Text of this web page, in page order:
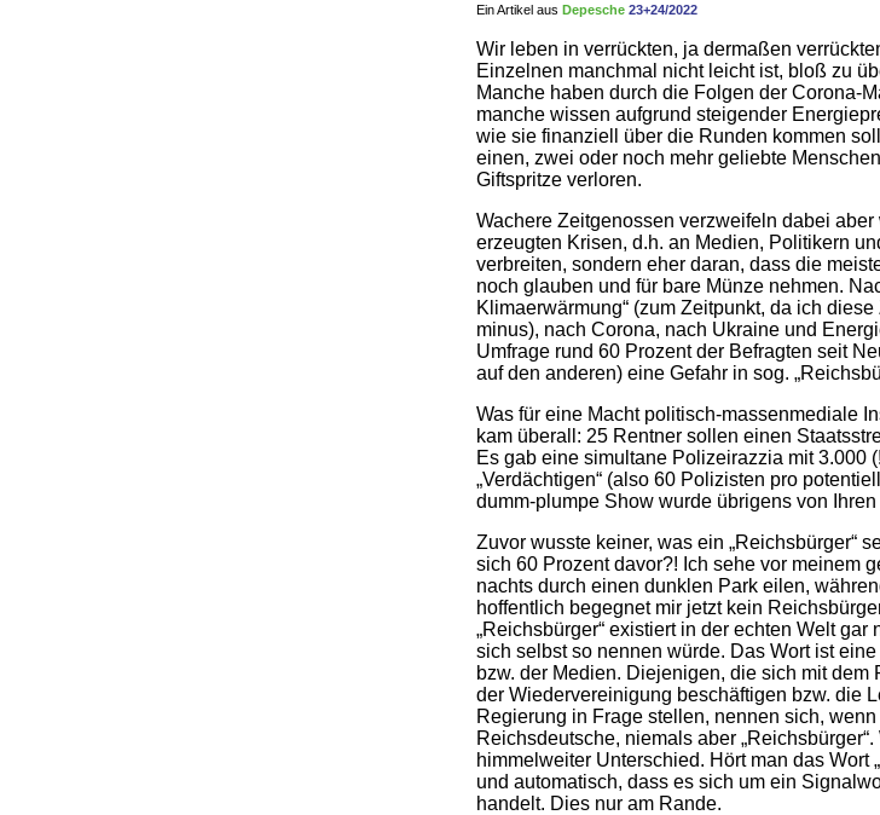
Ein Artikel aus Depesche 23+24/2022
Wir leben in verrückten, ja dermaßen
Einzelnen manchmal nicht leicht ist, bloß zu
Manche haben durch die Folgen der Corona-
manche wissen aufgrund steigender
wie sie finanziell über die Runden kommen
einen, zwei oder noch mehr geliebte
Giftspritze verloren.
Wachere Zeitgenossen verzweifeln dabei
erzeugten Krisen, d.h. an Medien, Politikern
verbreiten, sondern eher daran, dass die
noch glauben und für bare Münze nehmen.
Klimaerwärmung“ (zum Zeitpunkt, da ich
minus), nach Corona, nach Ukraine und
Umfrage rund 60 Prozent der Befragten seit
auf den anderen) eine Gefahr in sog.
Was für eine Macht politisch-massenmediale
kam überall: 25 Rentner sollen einen
Es gab eine simultane Polizeirazzia mit 3.000
„Verdächtigen“ (also 60 Polizisten pro
dumm-plumpe Show wurde übrigens von
Zuvor wusste keiner, was ein „Reichsbürger“
sich 60 Prozent davor?! Ich sehe vor meinem
nachts durch einen dunklen Park eilen,
hoffentlich begegnet mir jetzt kein
„Reichsbürger“ existiert in der echten Welt
sich selbst so nennen würde. Das Wort ist
bzw. der Medien. Diejenigen, die sich mit
der Wiedervereinigung beschäftigen bzw. die
Regierung in Frage stellen, nennen sich,
Reichsdeutsche, niemals aber
himmelweiter Unterschied. Hört man das Wort
und automatisch, dass es sich um ein
handelt. Dies nur am Rande.